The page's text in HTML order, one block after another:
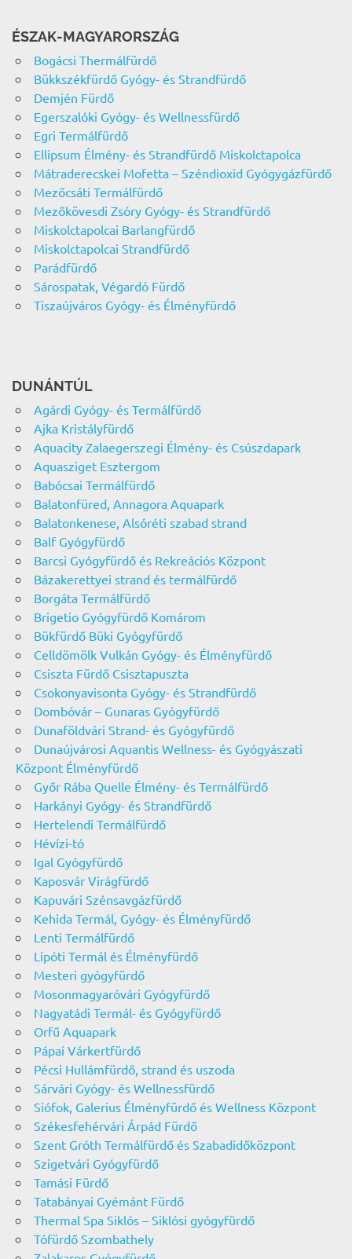
ÉSZAK-MAGYARORSZÁG
Bogácsi Thermálfürdő
Bükkszékfürdő Gyógy- és Strandfürdő
Demjén Fürdő
Egerszalóki Gyógy- és Wellnessfürdő
Egri Termálfürdő
Ellipsum Élmény- és Strandfürdő Miskolctapolca
Mátraderecskei Mofetta – Széndioxid Gyógygázfürdő
Mezőcsáti Termálfürdő
Mezőkövesdi Zsóry Gyógy- és Strandfürdő
Miskolctapolcai Barlangfürdő
Miskolctapolcai Strandfürdő
Parádfürdő
Sárospatak, Végardó Fürdő
Tiszaújváros Gyógy- és Élményfürdő
DUNÁNTÚL
Agárdi Gyógy- és Termálfürdő
Ajka Kristályfürdő
Aquacity Zalaegerszegi Élmény- és Csúszdapark
Aquasziget Esztergom
Babócsai Termálfürdő
Balatonfüred, Annagora Aquapark
Balatonkenese, Alsóréti szabad strand
Balf Gyógyfürdő
Barcsi Gyógyfürdő és Rekreációs Központ
Bázakerettyei strand és termálfürdő
Borgáta Termálfürdő
Brigetio Gyógyfürdő Komárom
Bükfürdő Büki Gyógyfürdő
Celldömölk Vulkán Gyógy- és Élményfürdő
Csiszta Fürdő Csisztapuszta
Csokonyavisonta Gyógy- és Strandfürdő
Dombóvár – Gunaras Gyógyfürdő
Dunaföldvári Strand- és Gyógyfürdő
Dunaújvárosi Aquantis Wellness- és Gyógyászati
Központ Élményfürdő
Győr Rába Quelle Élmény- és Termálfürdő
Harkányi Gyógy- és Strandfürdő
Hertelendi Termálfürdő
Hévízi-tó
Igal Gyógyfürdő
Kaposvár Virágfürdő
Kapuvári Szénsavgázfürdő
Kehida Termál, Gyógy- és Élményfürdő
Lenti Termálfürdő
Lipóti Termál és Élményfürdő
Mesteri gyógyfürdő
Mosonmagyaróvári Gyógyfürdő
Nagyatádi Termál- és Gyógyfürdő
Orfű Aquapark
Pápai Várkertfürdő
Pécsi Hullámfürdő, strand és uszoda
Sárvári Gyógy- és Wellnessfürdő
Siófok, Galerius Élményfürdő és Wellness Központ
Székesfehérvári Árpád Fürdő
Szent Gróth Termálfürdő és Szabadidőközpont
Szigetvári Gyógyfürdő
Tamási Fürdő
Tatabányai Gyémánt Fürdő
Thermal Spa Siklós – Siklósi gyógyfürdő
Tófürdő Szombathely